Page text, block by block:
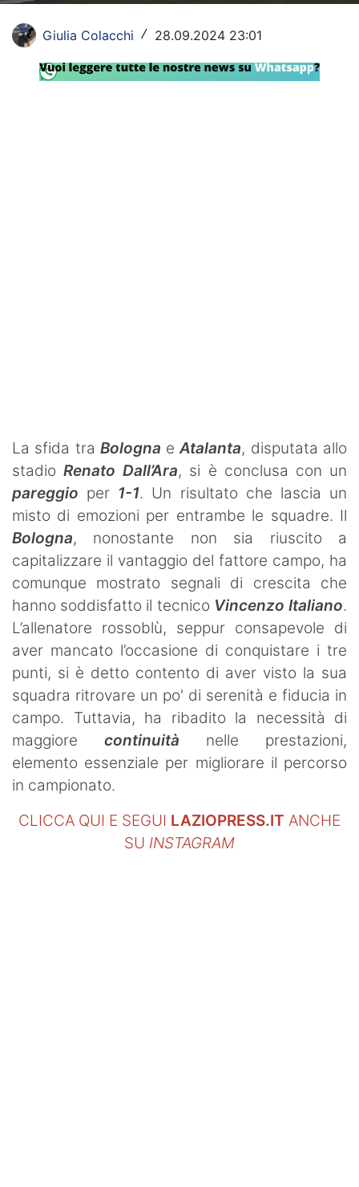
Formula 1
Tennis
Giulia Colacchi / 28.09.2024 23:01
La sfida tra Bologna eAtalanta, disputata allo
stadioRenato Dall’Ara, si è conclusa con un
pareggio per 1-1. Un risultato che lascia un
misto di emozioni per entrambe le squadre. Il
Bologna, nonostante non sia riuscito a
capitalizzare il vantaggio del fattore campo, ha
comunque mostrato segnali di crescita che
hanno soddisfatto il tecnico Vincenzo Italiano.
L’allenatore rossoblù, seppur consapevole di
aver mancato l’occasione di conquistare i tre
punti, si è detto contento di aver visto la sua
squadra ritrovare un po' di serenità e fiducia in
campo. Tuttavia, ha ribadito la necessità di
maggiore continuità nelle prestazioni,
elemento essenziale per migliorare il percorso
in campionato.
CLICCA QUI E SEGUI LAZIOPRESS.IT ANCHE
SU INSTAGRAM